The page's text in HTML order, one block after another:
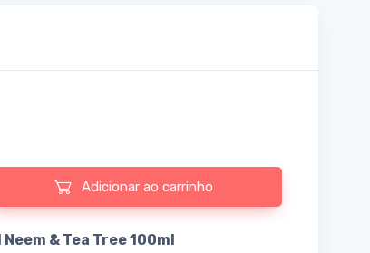
& Tea Tree Face Cream
Adicionar ao carrinho
& Tea Tree 100ml